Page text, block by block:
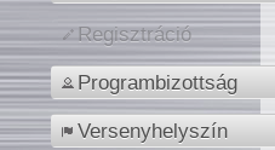
Regisztráció
Programbizottság
Versenyhelyszín